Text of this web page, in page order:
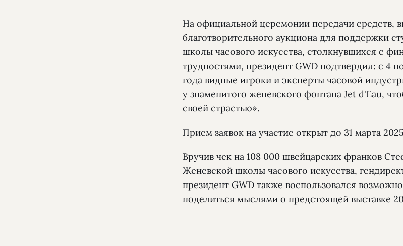
На официальной церемонии передачи средств,
благотворительного аукциона для поддержки
школы часового искусства, столкнувшихся с
трудностями, президент GWD подтвердил: с 4
года видные игроки и эксперты часовой
у знаменитого женевского фонтана Jet d'Eau,
своей страстью».
Прием заявок на участие открыт до 31 марта
Вручив чек на 108 000 швейцарских франков
Женевской школы часового искусства,
президент GWD также воспользовался
поделиться мыслями о предстоящей выставке